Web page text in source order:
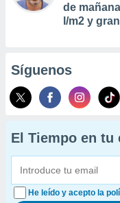
de
l/m2 y
Síguenos
El Tiempo en tu
He leído y acepto la